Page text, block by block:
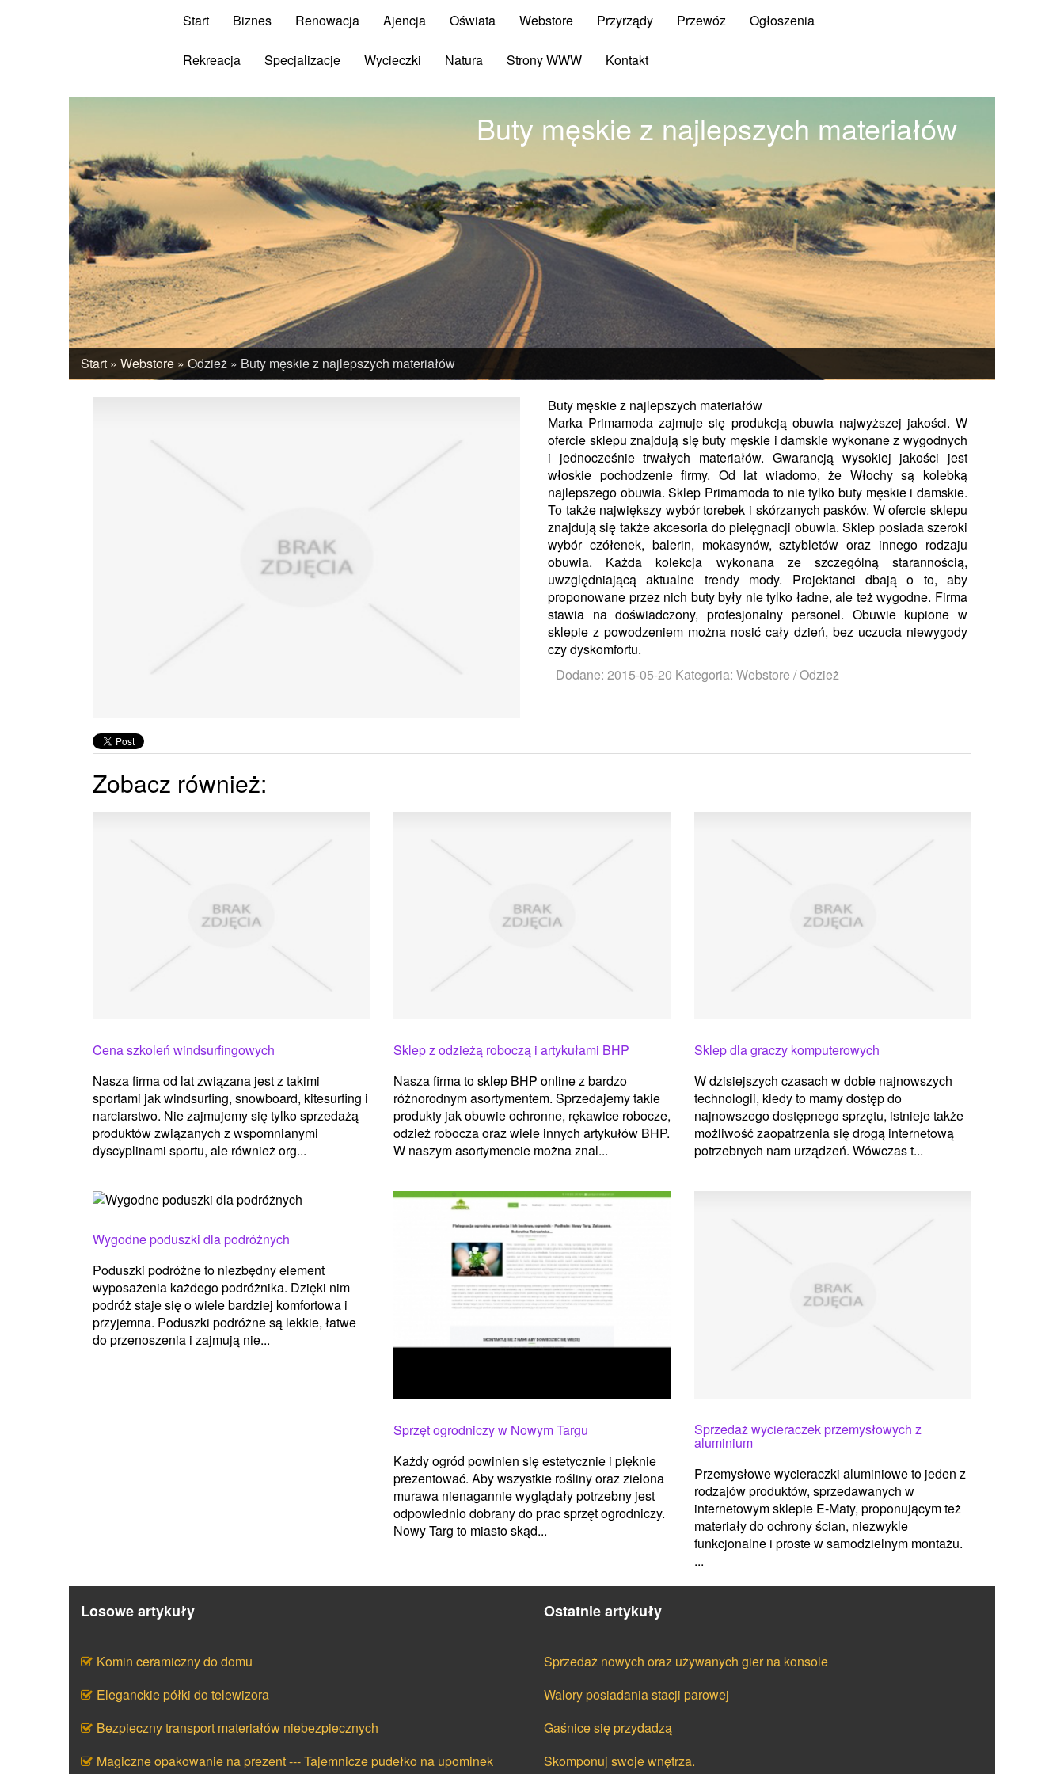
Start Biznes Renowacja Ajencja Oświata Webstore Przyrządy Przewóz Ogłoszenia
Rekreacja Specjalizacje Wycieczki Natura Strony WWW Kontakt
Buty męskie z najlepszych materiałów
Start » Webstore »Odzież » Buty męskie z najlepszych materiałów
Buty męskie z najlepszych materiałów
Marka Primamoda zajmuje się produkcją obuwia najwyższej jakości. W
ofercie sklepu znajdują się buty męskie i damskie wykonane z wygodnych
i jednocześnie trwałych materiałów. Gwarancją wysokiej jakości jest
włoskie pochodzenie firmy. Od lat wiadomo, że Włochy są kolebką
najlepszego obuwia. Sklep Primamoda to nie tylko buty męskie i damskie.
To także największy wybór torebek i skórzanych pasków. W ofercie sklepu
znajdują się także akcesoria do pielęgnacji obuwia. Sklep posiada szeroki
wybór czółenek, balerin, mokasynów, sztybletów oraz innego rodzaju
obuwia. Każda kolekcja wykonana ze szczególną starannością,
uwzględniającą aktualne trendy mody. Projektanci dbają o to, aby
proponowane przez nich buty były nie tylko ładne, ale też wygodne. Firma
stawia na doświadczony, profesjonalny personel. Obuwie kupione w
sklepie z powodzeniem można nosić cały dzień, bez uczucia niewygody
czy dyskomfortu.
Dodane: 2015-05-20 Kategoria: Webstore / Odzież
Zobacz również:
Cena szkoleń windsurfingowych
Nasza firma od lat związana jest z takimi
sportami jak windsurfing, snowboard, kitesurfing i
narciarstwo. Nie zajmujemy się tylko sprzedażą
produktów związanych z wspomnianymi
dyscyplinami sportu, ale również org...
Sklep z odzieżą roboczą i artykułami BHP
Nasza firma to sklep BHP online z bardzo
różnorodnym asortymentem. Sprzedajemy takie
produkty jak obuwie ochronne, rękawice robocze,
odzież robocza oraz wiele innych artykułów BHP.
W naszym asortymencie można znal...
Sklep dla graczy komputerowych
W dzisiejszych czasach w dobie najnowszych
technologii, kiedy to mamy dostęp do
najnowszego dostępnego sprzętu, istnieje także
możliwość zaopatrzenia się drogą internetową
potrzebnych nam urządzeń. Wówczas t...
Wygodne poduszki dla podróżnych
Poduszki podróżne to niezbędny element
wyposażenia każdego podróżnika. Dzięki nim
podróż staje się o wiele bardziej komfortowa i
przyjemna. Poduszki podróżne są lekkie, łatwe
do przenoszenia i zajmują nie...
Sprzęt ogrodniczy w Nowym Targu
Każdy ogród powinien się estetycznie i pięknie
prezentować. Aby wszystkie rośliny oraz zielona
murawa nienagannie wyglądały potrzebny jest
odpowiednio dobrany do prac sprzęt ogrodniczy.
Nowy Targ to miasto skąd...
Sprzedaż wycieraczek przemysłowych z
aluminium
Przemysłowe wycieraczki aluminiowe to jeden z
rodzajów produktów, sprzedawanych w
internetowym sklepie E-Maty, proponującym też
materiały do ochrony ścian, niezwykle
funkcjonalne i proste w samodzielnym montażu.
...
Losowe artykuły
Komin ceramiczny do domu
Eleganckie półki do telewizora
Bezpieczny transport materiałów niebezpiecznych
Magiczne opakowanie na prezent --- Tajemnicze pudełko na upominek
Ostatnie artykuły
Sprzedaż nowych oraz używanych gier na konsole
Walory posiadania stacji parowej
Gaśnice się przydadzą
Skomponuj swoje wnętrza.